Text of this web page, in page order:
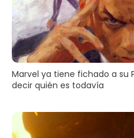
Marvel ya tiene fichado a su
decir quién es todavía